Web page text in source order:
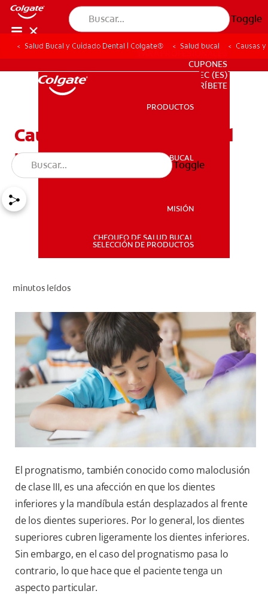
Toggle
SALUD BUCAL
PARA PROFESIONALES
CUPONES
SUSCRÍBETE
PARA PROFESIONALES
CUPONES
EC (ES)
SUSCRÍBETE
PRODUCTOS
SALUD BUCAL
MISIÓN
CHEQUEO DE SALUD BUCAL
SELECCIÓN DE PRODUCTOS
Toggle
Salud Bucal y Cuidado Dental | Colgate® Salud bucal Causas
Causas y remedios para el
prognatismo en niños
minutos leídos
El prognatismo, también conocido como maloclusión
de clase III, es una afección en que los dientes
inferiores y la mandíbula están desplazados al frente
de los dientes superiores. Por lo general, los dientes
superiores cubren ligeramente los dientes inferiores.
Sin embargo, en el caso del prognatismo pasa lo
contrario, lo que hace que el paciente tenga un
aspecto particular.